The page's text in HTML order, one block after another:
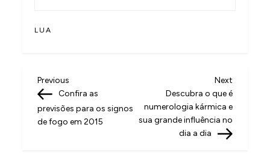
LUA
N
a
v
Previous
Post
Previous
Confira as
previsões para os signos
de fogo em 2015
Next
Post
Next
Descubra o que é
numerologia kármica e
sua grande influência no
dia a dia